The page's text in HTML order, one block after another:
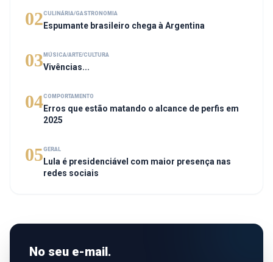
02CULINÁRIA/GASTRONOMIA
Espumante brasileiro chega à Argentina
03 MÚSICA/ARTE/CULTURA
Vivências...
04COMPORTAMENTO
Erros que estão matando o alcance de perfis em
2025
05GERAL
Lula é presidenciável com maior presença nas
redes sociais
No seu e-mail.